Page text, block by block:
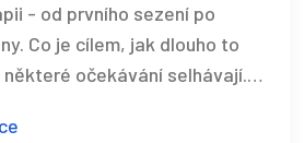
- od prvního sezení po
Co je cílem, jak dlouho to
očekávání selhávají.